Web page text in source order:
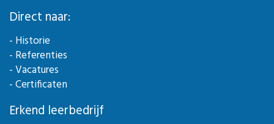
Direct naar:
- Historie
- Referenties
- Vacatures
- Certificaten
Erkend leerbedrijf